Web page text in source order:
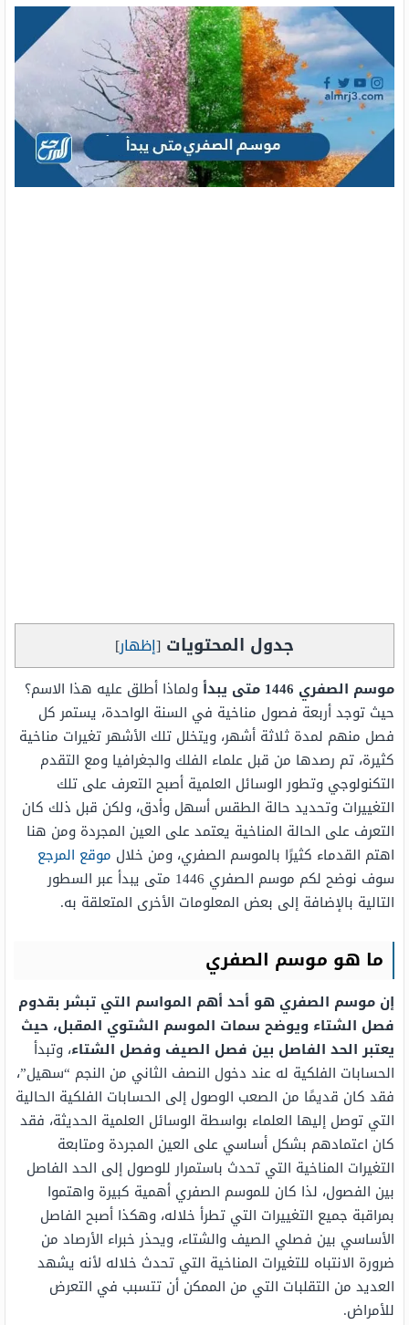
جدول المحتويات [إظهار]
موسم الصفري 1446 متى يبدأ
ولماذا أطلق عليه هذا الاسم؟
حيث توجد أربعة فصول مناخية في السنة الواحدة، يستمر كل
فصل منهم لمدة ثلاثة أشهر، ويتخلل تلك الأشهر تغيرات مناخية
كثيرة، تم رصدها من قبل علماء الفلك والجغرافيا ومع التقدم
التكنولوجي وتطور الوسائل العلمية أصبح التعرف على تلك
التغييرات وتحديد حالة الطقس أسهل وأدق، ولكن قبل ذلك كان
التعرف على الحالة المناخية يعتمد على العين المجردة ومن هنا
اهتم القدماء كثيرًا بالموسم الصفري، ومن خلال موقع المرجع
سوف نوضح لكم موسم الصفري 1446 متى يبدأ عبر السطور
التالية بالإضافة إلى بعض المعلومات الأخرى المتعلقة به.
ما هو موسم الصفري
إن موسم الصفري هو أحد أهم المواسم التي تبشر بقدوم
فصل الشتاء ويوضح سمات الموسم الشتوي المقبل، حيث
يعتبر الحد الفاصل بين فصل الصيف وفصل الشتاء، وتبدأ
الحسابات الفلكية له عند دخول النصف الثاني من النجم “سهيل”،
فقد كان قديمًا من الصعب الوصول إلى الحسابات الفلكية الحالية
التي توصل إليها العلماء بواسطة الوسائل العلمية الحديثة، فقد
كان اعتمادهم بشكل أساسي على العين المجردة ومتابعة
التغيرات المناخية التي تحدث باستمرار للوصول إلى الحد الفاصل
بين الفصول، لذا كان للموسم الصفري أهمية كبيرة واهتموا
بمراقبة جميع التغييرات التي تطرأ خلاله، وهكذا أصبح الفاصل
الأساسي بين فصلي الصيف والشتاء، ويحذر خبراء الأرصاد من
ضرورة الانتباه للتغيرات المناخية التي تحدث خلاله لأنه يشهد
العديد من التقلبات التي من الممكن أن تتسبب في التعرض
للأمراض.